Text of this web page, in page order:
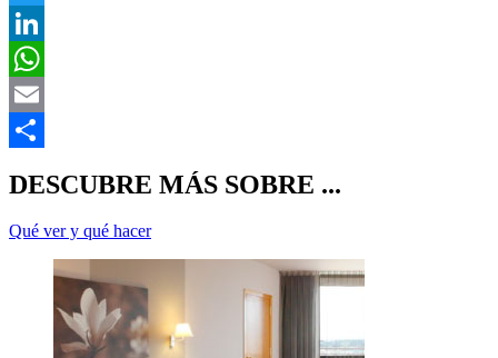
DESCUBRE MÁS SOBRE ...
Qué ver y qué hacer